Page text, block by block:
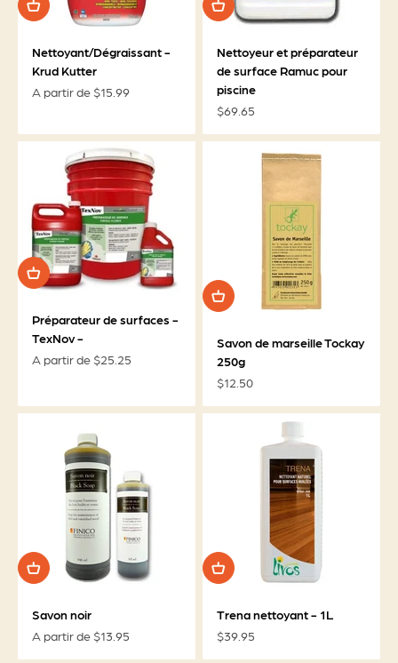
Nettoyant/Dégraissant -
Krud Kutter
Prix de vente
A partir de $15.99
Nettoyeur et préparateur
de surface Ramuc pour
piscine
Prix de vente
$69.65
Préparateur de surfaces -
TexNov -
Prix de vente
A partir de $25.25
Savon de marseille Tockay
250g
Prix de vente
$12.50
Savon noir
Prix de vente
A partir de $13.95
Trena nettoyant - 1L
Prix de vente
$39.95